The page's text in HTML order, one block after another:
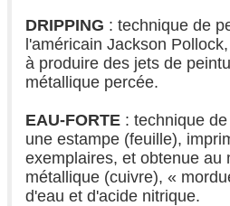
DRIPPING : technique de
l'américain Jackson
à produire des jets de
métallique percée.
EAU-FORTE : technique
une estampe (feuille),
exemplaires, et obtenue au
métallique (cuivre), «
d'eau et d'acide nitrique.